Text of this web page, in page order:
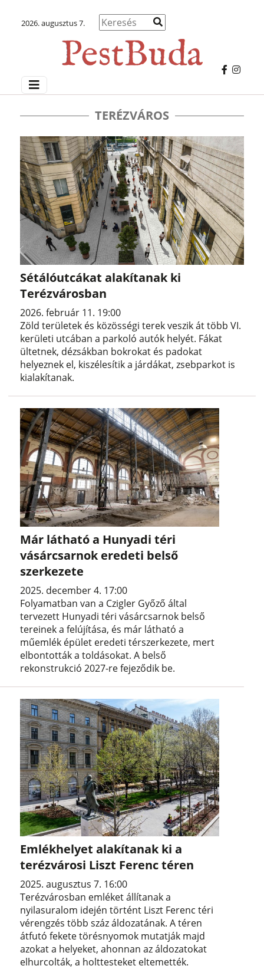
2026. augusztus 7.
TERÉZVÁROS
Sétálóutcákat alakítanak ki
Terézvárosban
2026. február 11. 19:00
Zöld területek és közösségi terek veszik át több VI.
kerületi utcában a parkoló autók helyét. Fákat
ültetnek, dézsákban bokrokat és padokat
helyeznek el, kiszélesítik a járdákat, zsebparkot is
kialakítanak.
Már látható a Hunyadi téri
vásárcsarnok eredeti belső
szerkezete
2025. december 4. 17:00
Folyamatban van a Czigler Győző által
tervezett Hunyadi téri vásárcsarnok belső
tereinek a felújítása, és már látható a
műemlék épület eredeti térszerkezete, mert
elbontották a toldásokat. A belső
rekonstrukció 2027-re fejeződik be.
Emlékhelyet alakítanak ki a
terézvárosi Liszt Ferenc téren
2025. augusztus 7. 16:00
Terézvárosban emléket állítanak a
nyilasuralom idején történt Liszt Ferenc téri
vérengzés több száz áldozatának. A téren
átfutó fekete törésnyomok mutatják majd
azokat a helyeket, ahonnan az áldozatokat
elhurcolták, a holttesteket eltemették.